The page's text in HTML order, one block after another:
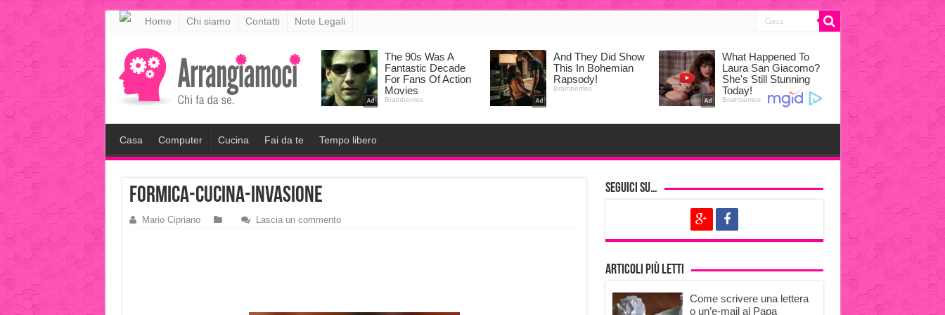
meritking
giriş
kingroyal
giriş
Home Chi siamo Contatti Note Legali
Casa Computer Cucina Fai da te Tempo libero
Formica-cucina-invasione
Mario Cipriano Lascia un commento
Seguici su…
Articoli più letti
Come scrivere una lettera
o un’e-mail al Papa